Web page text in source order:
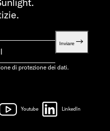
Inviare
di protezione dei dati.
Youtube LinkedIn